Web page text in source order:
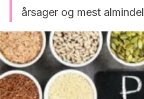
årsager og mest